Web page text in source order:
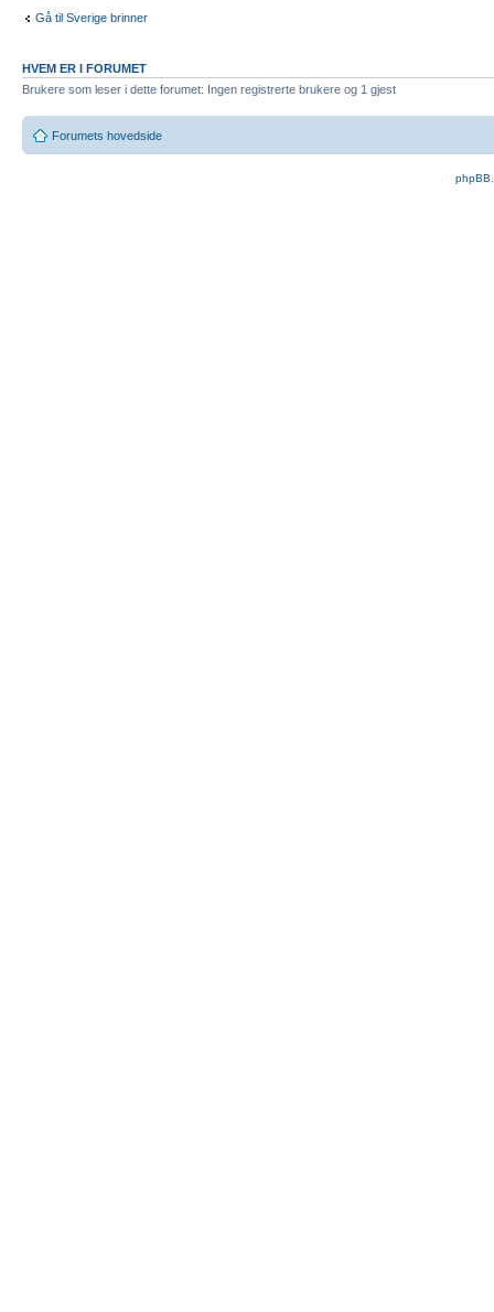
Gå til Sverige brinner
HVEM ER I FORUMET
Brukere som leser i dette forumet: Ingen registrerte brukere og 1 gjest
Forumets hovedside